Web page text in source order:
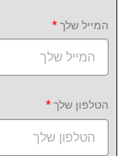
המייל שלך
הטלפון שלך